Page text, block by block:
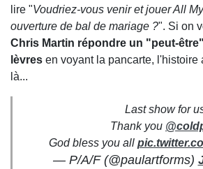
lire "Voudriez-vous venir et jouer All
ouverture de bal de mariage ?". Si on
Chris Martin répondre un "peut-
lèvres en voyant la pancarte, l'histoire
là...
Last show for
Thank you
God bless you all
— P/A/F (@paulartforms)